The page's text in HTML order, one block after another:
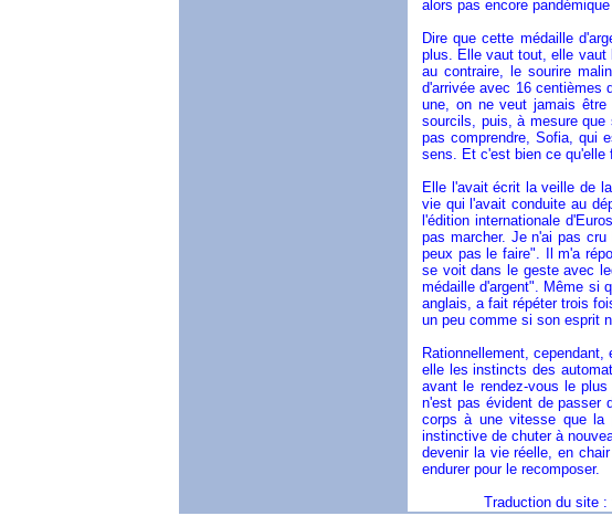
alors pas encore
Dire que cette médaille
plus. Elle vaut tout, elle vaut
au contraire, le sourire
d'arrivée avec 16 centièmes
une, on ne veut jamais
sourcils, puis, à mesure
pas comprendre, Sofia, qui
sens. Et c'est bien ce qu'elle
Elle l'avait écrit la veille de
vie qui l'avait conduite au
l'édition internationale
pas marcher. Je n'ai pas
peux pas le faire". Il m'a
se voit dans le geste avec
médaille d'argent". Même si
anglais, a fait répéter trois
un peu comme si son esprit
Rationnellement,
elle les instincts des
avant le rendez-vous le
n'est pas évident de passer
corps à une vitesse que la
instinctive de chuter à
devenir la vie réelle, en
endurer pour le recomposer.
Traduction du site :